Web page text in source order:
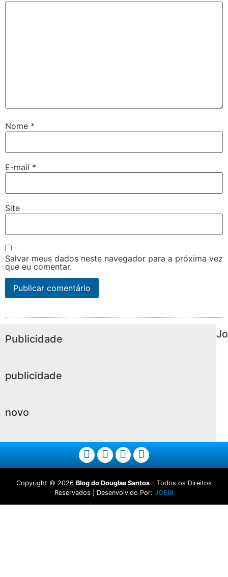
Nome *
E-mail *
Site
Salvar meus dados neste navegador para a próxima vez
que eu comentar.
Publicidade
publicidade
novo
Jo
Copyright © 2026 Blog do Douglas Santos - Todos os Direitos
Reservados | Desenvolvido Por: JOERI